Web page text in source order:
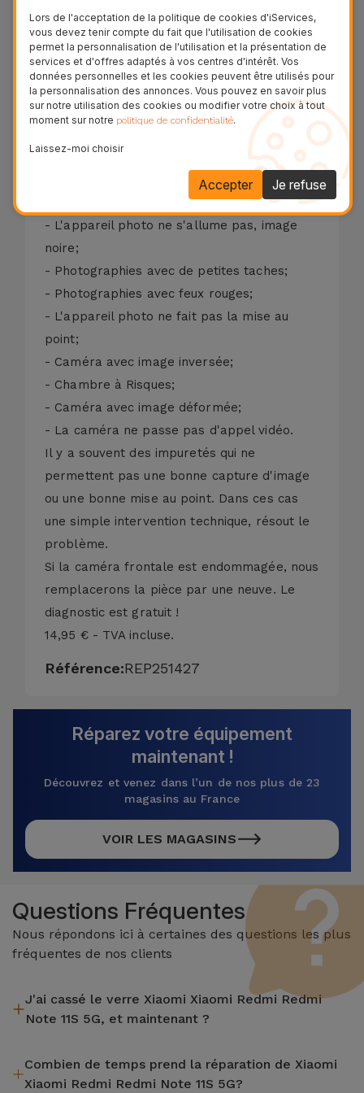
Processus de réparation
La caméra frontale de votre Xiaomi Redmi
Note 11S 5G est importante pour prendre
des selfies et passer des appels vidéo avec
vos amis et votre famille.
Si votre Xiaomi Redmi Note 11S 5G présente
- L'appareil photo ne s'allume pas, image
noire;
- Photographies avec de petites taches;
- Photographies avec feux rouges;
- L'appareil photo ne fait pas la mise au
point;
- Caméra avec image inversée;
- Chambre à Risques;
- Caméra avec image déformée;
- La caméra ne passe pas d'appel vidéo.
Il y a souvent des impuretés qui ne
permettent pas une bonne capture d'image
ou une bonne mise au point. Dans ces cas
une simple intervention technique, résout le
problème.
Si la caméra frontale est endommagée, nous
remplacerons la pièce par une neuve. Le
diagnostic est gratuit !
14,95 € - TVA incluse.
Référence:REP251427
Réparez votre équipement
maintenant !
Découvrez et venez dans l’un de nos plus de 23
magasins au France
VOIR LES MAGASINS
Questions Fréquentes
Nous répondons ici à certaines des questions les plus
fréquentes de nos clients
J'ai cassé le verre Xiaomi Xiaomi Redmi Redmi
Note 11S 5G, et maintenant ?
de 2 ans. Trouvez le magasin le plus proche.
Combien de temps prend la réparation de Xiaomi
Xiaomi Redmi Redmi Note 11S 5G?
Lors de l'acceptation de la politique de cookies d'iServices,
vous devez tenir compte du fait que l'utilisation de cookies
permet la personnalisation de l'utilisation et la présentation de
services et d'offres adaptés à vos centres d'intérêt. Vos
données personnelles et les cookies peuvent être utilisés pour
la personnalisation des annonces. Vous pouvez en savoir plus
sur notre utilisation des cookies ou modifier votre choix à tout
moment sur notre politique de confidentialité.
Laissez-moi choisir
Je refuse
Accepter